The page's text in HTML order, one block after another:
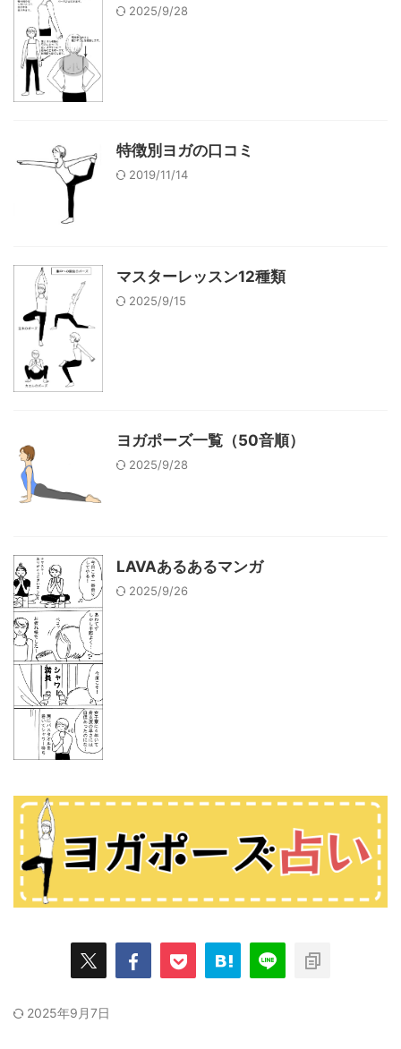
2025/9/28
特徴別ヨガの口コミ
2019/11/14
マスターレッスン12種類
2025/9/15
ヨガポーズ一覧（50音順）
2025/9/28
LAVAあるあるマンガ
2025/9/26
2025年9月7日